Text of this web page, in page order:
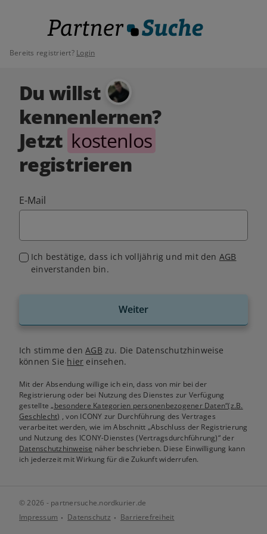
Bereits registriert? Login
Du willst
kennenlernen?
Jetzt kostenlos
registrieren
E-Mail
Ich bestätige, dass ich volljährig und mit den AGB
einverstanden bin.
Weiter
Ich stimme denAGB zu. Die Datenschutzhinweise
können Sie hier einsehen.
Mit der Absendung willige ich ein, dass von mir bei der
Registrierung oder bei Nutzung des Dienstes zur Verfügung
gestellte„besondere Kategorien personenbezogener Daten“(z.B.
Geschlecht) , von ICONY zur Durchführung des Vertrages
verarbeitet werden, wie im Abschnitt „Abschluss der Registrierung
und Nutzung des ICONY-Dienstes (Vertragsdurchführung)“ der
Datenschutzhinweise näher beschrieben. Diese Einwilligung kann
ich jederzeit mit Wirkung für die Zukunft widerrufen.
© 2026 - partnersuche.nordkurier.de
Impressum
Datenschutz Barrierefreiheit